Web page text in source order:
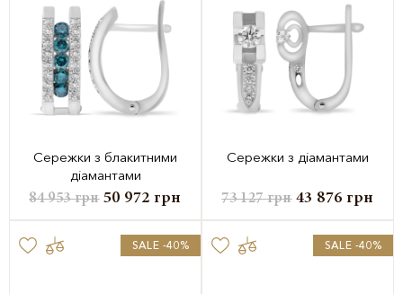
Сережки з блакитними
діамантами
84 953грн 50 972 грн
Сережки з діамантами
73 127грн 43 876 грн
SALE -40% SALE -40%